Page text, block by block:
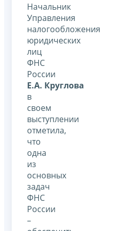
Начальник
Управления
налогообложения
юридических
лиц
ФНС
России
Е.А. Круглова
в
своем
выступлении
отметила,
что
одна
из
основных
задач
ФНС
России
–